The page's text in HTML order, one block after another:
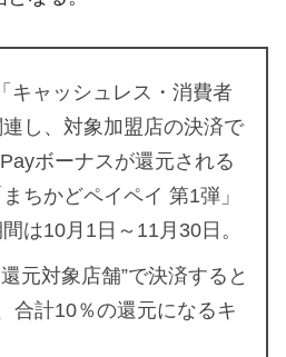
キャッシュレス・消費者
し、対象加盟店の決済で
ボーナスが還元される
ちかどペイペイ 第1弾」
は10月1日～11月30日。
元対象店舗”で決済すると
合計10％の還元になるキ